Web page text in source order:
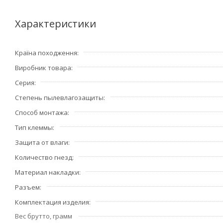
комплект поставки не входят, приобретаются
• Материал: ударопрочный негорючий технополимер.
• Телефонная розетка RJ11 имеет винтовые контакты
передачи данных до 16 Мб/с (3 категория).
Характеристики
Країна походження
Виробник товара
Серия
Степень пылевлагозащиты
Способ монтажа
Тип клеммы
Защита от влаги
Количество гнезд
Материал накладки
Разъем
Комплектация изделия
Вес брутто, грамм